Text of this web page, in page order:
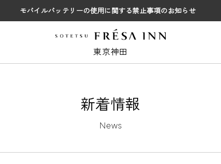
モバイルバッテリーの使用に関する禁止事項のお知らせ
東京神田
新着情報
News